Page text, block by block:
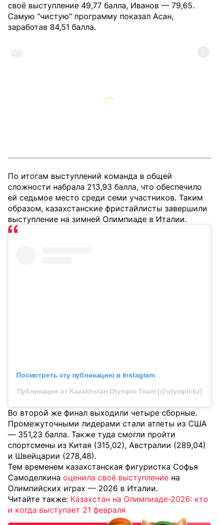
своё выступление 49,77 балла, Иванов — 79,65.
Самую "чистую" программу показал Асан,
заработав 84,51 балла.
По итогам выступлений команда в общей
сложности набрала 213,93 балла, что обеспечило
ей седьмое место среди семи участников. Таким
образом, казахстанские фристайлисты завершили
выступление на зимней Олимпиаде в Италии.
Посмотреть эту публикацию в Instagram
Публикация от Kazakhstan Olympic Team (@olympickz)
Во второй же финал выходили четыре сборные.
Промежуточными лидерами стали атлеты из США
— 351,23 балла. Также туда смогли пройти
спортсмены из Китая (315,02), Австралии (289,04)
и Швейцарии (278,48).
Тем временем казахстанская фигуристка Софья
Самоделкина оценила своё выступление на
Олимпийских играх — 2026 в Италии.
Читайте также: Казахстан на Олимпиаде-2026: кто
и когда выступает 21 февраля